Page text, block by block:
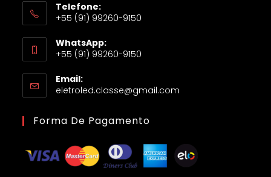
Telefone:
+55 (91) 99260-9150
WhatsApp:
+55 (91) 99260-9150
Email:
eletroled.classe@gmail.com
Forma De Pagamento